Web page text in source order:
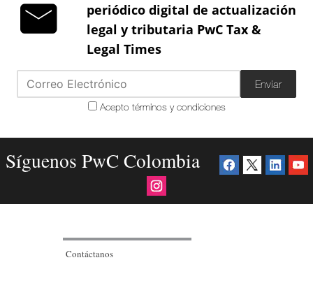
periódico digital de actualización
legal y tributaria PwC Tax &
Legal Times
Enviar
Acepto términos y condiciones
Síguenos PwC Colombia
Contáctanos